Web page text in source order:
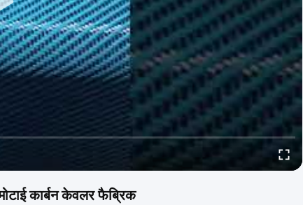
कार्बन केवलर फैब्रिक